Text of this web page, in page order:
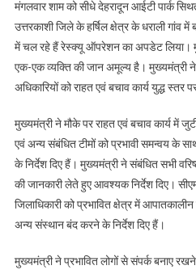
मंगलवार शाम को सीधे देहरादून आईटी पार्क
उत्तरकाशी जिले के हर्षिल क्षेत्र के धराली गांव
में चल रहे हैं रेस्क्यू ऑपरेशन का अपडेट लिया।
एक-एक व्यक्ति की जान अमूल्य है। मुख्यमंत्री ने
अधिकारियों को राहत एवं बचाव कार्य युद्ध स्तर
मुख्यमंत्री ने मौके पर राहत एवं बचाव कार्य में
एवं अन्य संबंधित टीमों को प्रभावी समन्वय के
के निर्देश दिए हैं। मुख्यमंत्री ने संबंधित सभी
की जानकारी लेते हुए आवश्यक निर्देश दिए। सीएम
जिलाधिकारी को प्रभावित क्षेत्र में
अन्य संस्थान बंद करने के निर्देश दिए हैं।
मुख्यमंत्री ने प्रभावित लोगों से संपर्क बनाए